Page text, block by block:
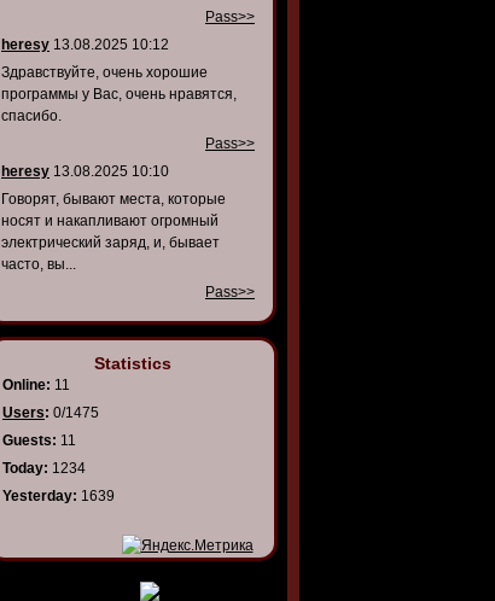
Pass>>
heresy 13.08.2025 10:12
Здравствуйте, очень хорошие
программы у Вас, очень нравятся,
спасибо.
Pass>>
heresy 13.08.2025 10:10
Говорят, бывают места, которые
носят и накапливают огромный
электрический заряд, и, бывает
часто, вы...
Pass>>
Statistics
Online: 11
Users: 0/1475
Guests: 11
Today: 1234
Yesterday: 1639